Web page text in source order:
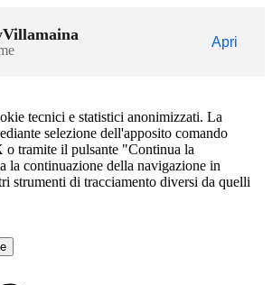
Apri
tecnici e statistici anonimizzati. La
selezione dell'apposito comando
o tramite il pulsante "Continua la
la continuazione della navigazione in
strumenti di tracciamento diversi da quelli